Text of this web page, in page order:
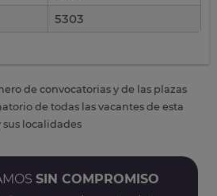
5303
de convocatorias y de las plazas
de todas las vacantes de esta
sus localidades
SIN COMPROMISO